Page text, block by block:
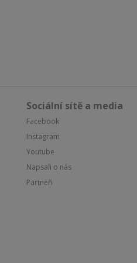
Sociální sítě a media
Facebook
Instagram
Youtube
Napsali o nás
Partneři